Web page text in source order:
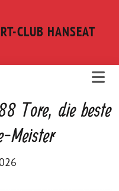
CLUB HANSEAT
Tore, die beste
Meister